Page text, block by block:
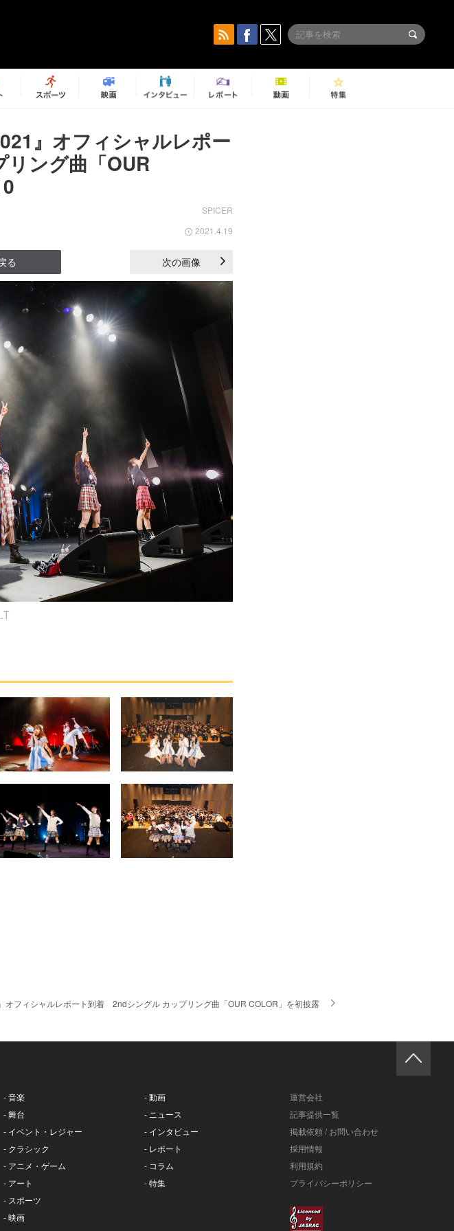
』オフィシャルレポー
ング曲「OUR
SPICER
2021.4.19
る 次の画像
オフィシャルレポート到着 2ndシングル カップリング曲「OUR COLOR」を初披露
- 音楽
- 舞台
- イベント・レジャー
- クラシック
- アニメ・ゲーム
- アート
- スポーツ
- 映画
- 動画
- ニュース
- インタビュー
- レポート
- コラム
- 特集
運営会社
記事提供一覧
掲載依頼 / お問い合わせ
採用情報
利用規約
プライバシーポリシー